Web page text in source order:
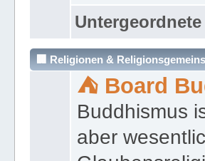
🏢 Religionen &
⛺ Board
Buddhismus
aber